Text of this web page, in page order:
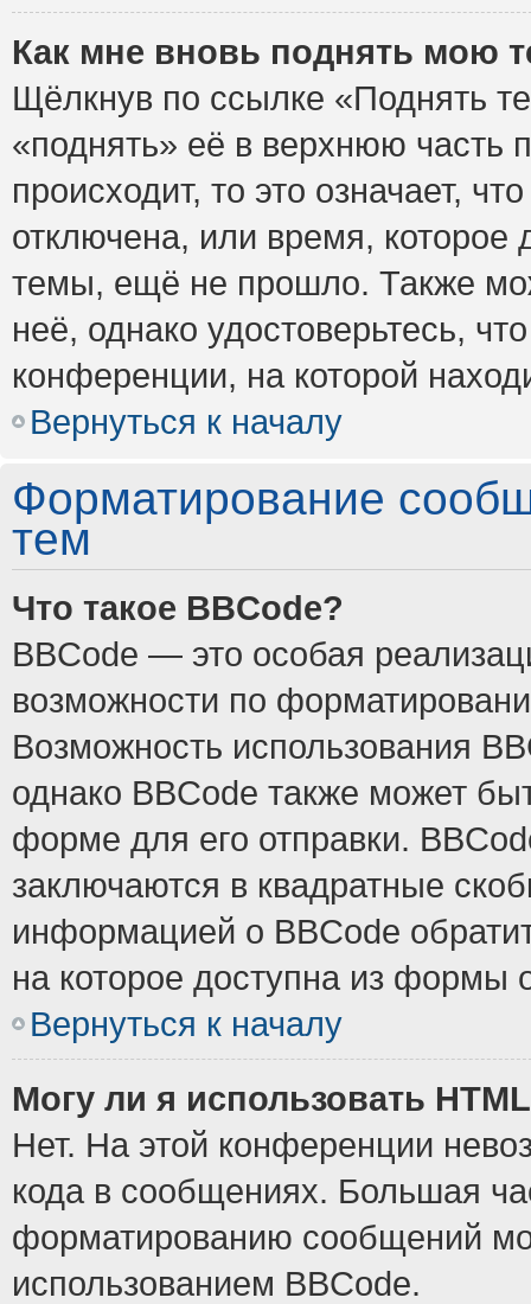
Как мне вновь поднять мою
Щёлкнув по ссылке «Поднять
«поднять» её в верхнюю часть
происходит, то это означает,
отключена, или время, которое
темы, ещё не прошло. Также
неё, однако удостоверьтесь,
конференции, на которой
Вернуться к началу
Форматирование
тем
Что такое BBCode?
BBCode — это особая
возможности по
Возможность использования
однако BBCode также может
форме для его отправки.
заключаются в квадратные
информацией о BBCode
на которое доступна из формы
Вернуться к началу
Могу ли я использовать
Нет. На этой конференции
кода в сообщениях. Большая
форматированию сообщений
использованием BBCode.